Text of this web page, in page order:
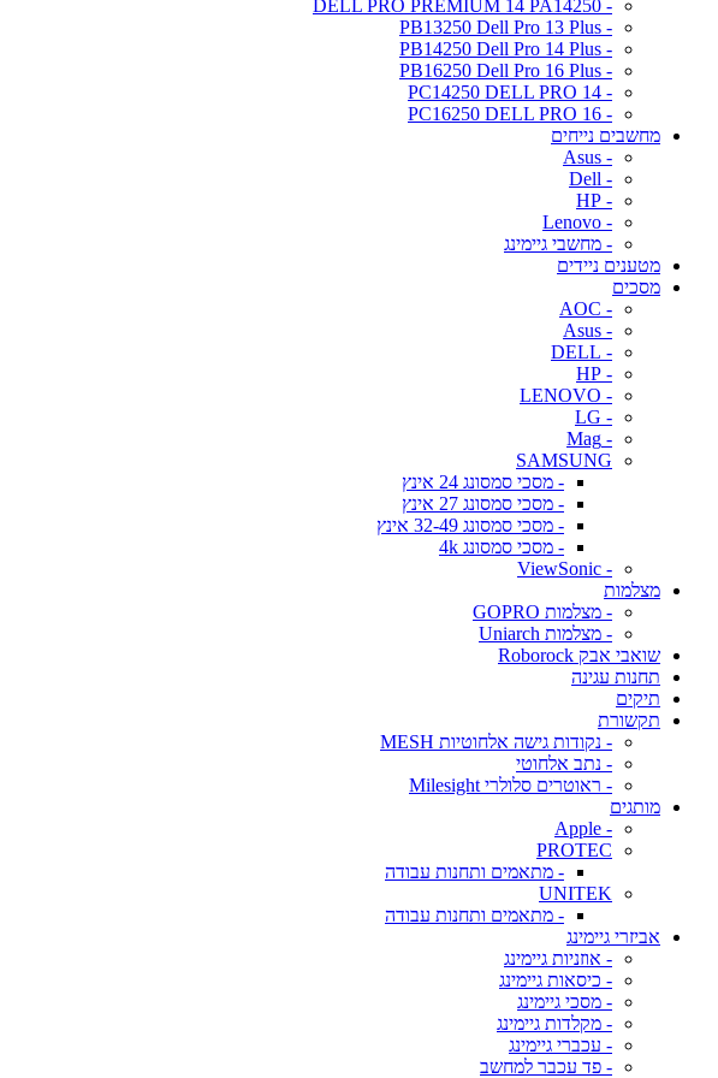
- DELL PRO PREMIUM 14 PA14250
- PB13250 Dell Pro 13 Plus
- PB14250 Dell Pro 14 Plus
- PB16250 Dell Pro 16 Plus
- PC14250 DELL PRO 14
- PC16250 DELL PRO 16
מחשבים נייחים
- Asus
- Dell
- HP
- Lenovo
- מחשבי גיימינג
מטענים ניידים
מסכים
- AOC
- Asus
- DELL
- HP
- LENOVO
- LG
- Mag
SAMSUNG
- מסכי סמסונג 24 אינץ
- מסכי סמסונג 27 אינץ
- מסכי סמסונג 32-49 אינץ
- מסכי סמסונג 4k
- ViewSonic
מצלמות
- מצלמות GOPRO
- מצלמות Uniarch
שואבי אבק Roborock
תחנות עגינה
תיקים
תקשורת
- נקודות גישה אלחוטיות MESH
- נתב אלחוטי
- ראוטרים סלולרי Milesight
מותגים
- Apple
PROTEC
- מתאמים ותחנות עבודה
UNITEK
- מתאמים ותחנות עבודה
אביזרי גיימינג
- אוזניות גיימינג
- כיסאות גיימינג
- מסכי גיימינג
- מקלדות גיימינג
- עכברי גיימינג
- פד עכבר למחשב